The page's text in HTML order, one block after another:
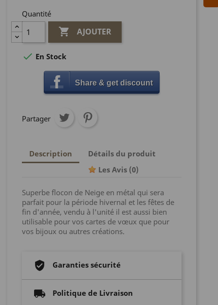
Quantité
 AJOUTER
 En Stock
Share & get discount
Partager
Description
Détails du produit
Les Avis (0)
Superbe flocon de Neige en métal qui sera
parfait pour la période hivernal et les fêtes de
fin d'année, vendu à l'unité il est aussi bien
utilisable pour vos cartes de vœux que pour
vos bijoux ou autres créations.
Garanties sécurité
Politique de Livraison